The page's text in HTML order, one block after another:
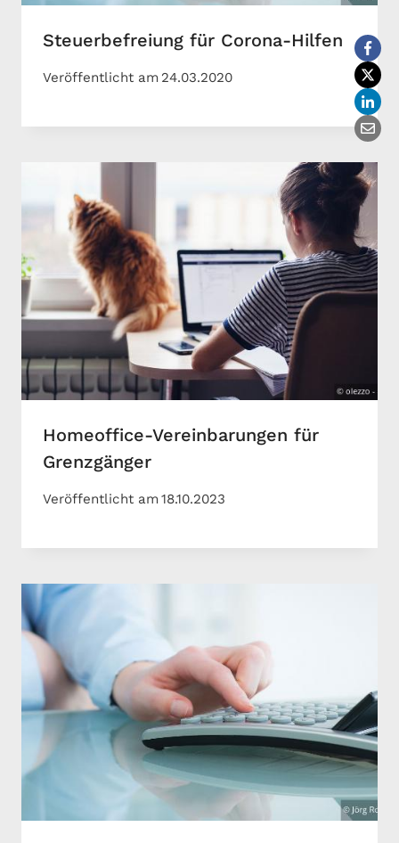
Steuerbefreiung für Corona-Hilfen
Veröffentlicht am 24.03.2020
Homeoffice-Vereinbarungen für
Grenzgänger
Veröffentlicht am18.10.2023